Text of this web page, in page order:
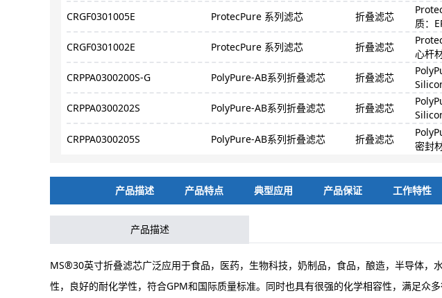
CRGF0301005E ProtecPure 系列滤芯 折叠滤芯
质：
CRGF0301002E ProtecPure 系列滤芯 折叠滤芯
心杆
CRPPA0300200S-G PolyPure-AB系列折叠滤芯 折叠滤芯
CRPPA0300202S PolyPure-AB系列折叠滤芯 折叠滤芯
CRPPA0300205S PolyPure-AB系列折叠滤芯 折叠滤芯
密封
产品描述 产品特点 典型应用 产品保证 工作特性
产品描述
MS®30英寸折叠滤芯广泛应用于食品，医药，生物科技，奶制品，食品，酿造，半导体
性，良好的耐化学性，符合GPM和国际质量标准。同时也具有很强的化学相容性，满足众多